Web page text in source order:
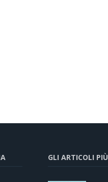
GLI ARTICOLI